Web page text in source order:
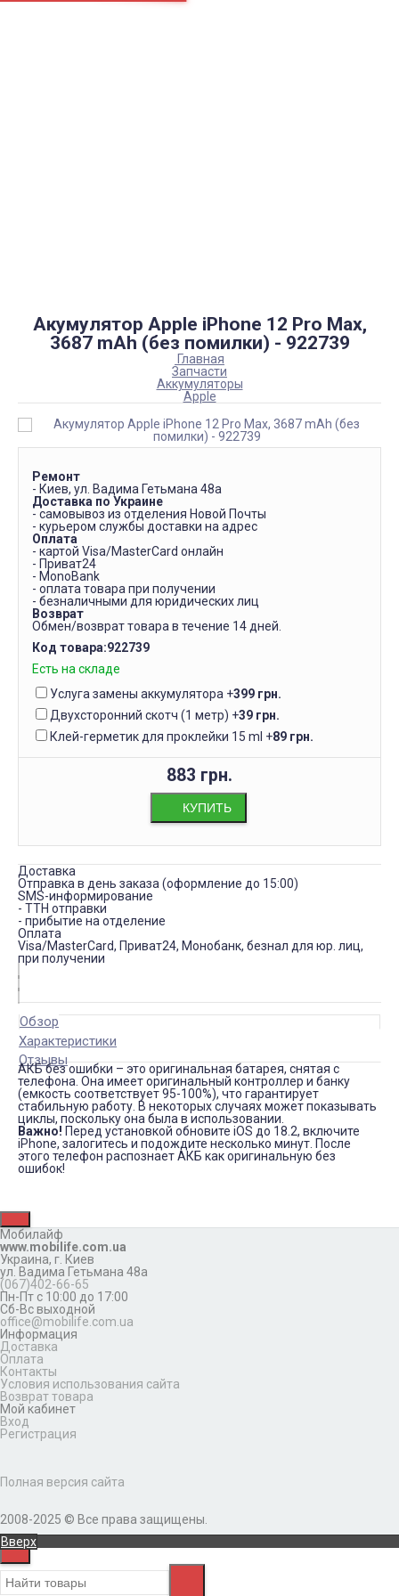
Акумулятор Apple iPhone 12 Pro Max,
3687 mAh (без помилки) - 922739
Главная
Запчасти
Аккумуляторы
Apple
Ремонт
- Киев, ул. Вадима Гетьмана 48а
Доставка по Украине
- самовывоз из отделения Новой Почты
- курьером службы доставки на адрес
Оплата
- картой Visa/MasterCard онлайн
- Приват24
- MonoBank
- оплата товара при получении
- безналичными для юридических лиц
Возврат
Обмен/возврат товара в течение 14 дней.
Код товара:922739
Есть на складе
Услуга замены аккумулятора +399 грн.
Двухсторонний скотч (1 метр) +39 грн.
Клей-герметик для проклейки 15 ml +89 грн.
883 грн.
КУПИТЬ
Доставка
Отправка в день заказа (оформление до 15:00)
SMS-информирование
- ТТН отправки
- прибытие на отделение
Оплата
Visa/MasterCard, Приват24, Монобанк, безнал для юр. лиц,
при получении
Обзор
Характеристики
Отзывы
АКБ без ошибки – это оригинальная батарея, снятая с
телефона. Она имеет оригинальный контроллер и банку
(емкость соответствует 95-100%), что гарантирует
стабильную работу. В некоторых случаях может показывать
циклы, поскольку она была в использовании.
Важно! Перед установкой обновите iOS до 18.2, включите
iPhone, залогитесь и подождите несколько минут. После
этого телефон распознает АКБ как оригинальную без
ошибок!
Мобилайф
www.mobilife.com.ua
Украина, г. Киев
ул. Вадима Гетьмана 48а
(067)402-66-65
Пн-Пт с 10:00 до 17:00
Сб-Вс выходной
office@mobilife.com.ua
Информация
Доставка
Оплата
Контакты
Условия использования сайта
Возврат товара
Мой кабинет
Вход
Регистрация
Полная версия сайта
2008-2025 © Все права защищены.
Вверх